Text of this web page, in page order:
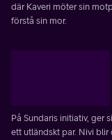
där Kaveri möter sin
förstå sin mor.
På Sundaris initiativ, ger
ett utländskt par. Nivi blir